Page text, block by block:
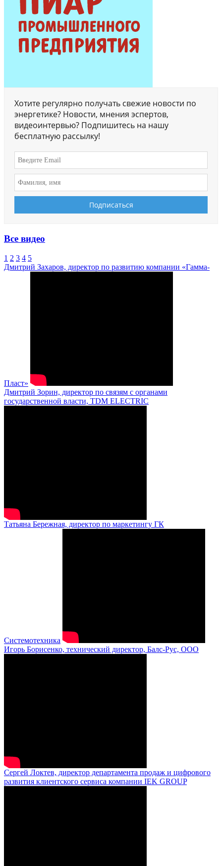
Хотите регулярно получать свежие новости по
энергетике? Новости, мнения эспертов,
видеоинтервью? Подпишитесь на нашу
бесплатную рассылку!
Все видео
1 2 3 4 5
Дмитрий Захаров, директор по развитию компании «Гамма-
Пласт»
Дмитрий Зорин, директор по связям с органами
государственной власти, TDM ELECTRIC
Татьяна Бережная, директор по маркетингу ГК
Системотехника
Игорь Борисенко, технический директор, Балс-Рус, ООО
Сергей Локтев, директор департамента продаж и цифрового
развития клиентского сервиса компании IEK GROUP